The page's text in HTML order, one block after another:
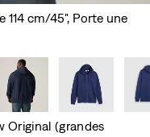
114 cm/45", Porte une
Original (grandes